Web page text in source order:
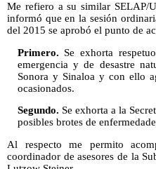
Me refiero a su similar SELAP/
informó que en la sesión
del 2015 se aprobó el punto de
Primero. Se exhorta
emergencia y de desastre
Sonora y Sinaloa y con ello
ocasionados.
Segundo. Se exhorta a la
posibles brotes de
Al respecto me permito
coordinador de asesores de la